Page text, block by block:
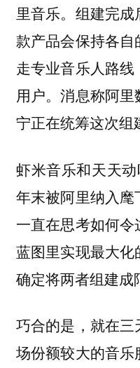
里音乐。组建完
款产品会保持各
走专业音乐人路
用户。消息称阿
宁正在统筹这次组
虾米音乐和天天
年末被阿里纳入
一直在思考如何
蓝图里实现最大
确定将两者组建成
巧合的是，就在
场份额较大的音